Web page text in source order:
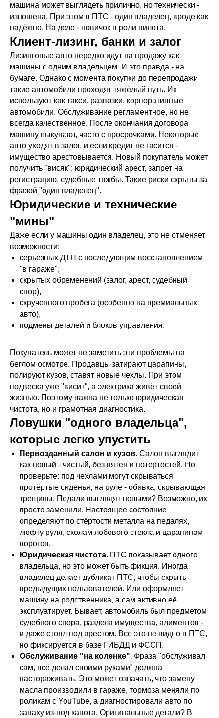
машина может выглядеть прилично, но технически -
изношена. При этом в ПТС - один владелец, вроде как
надёжно. На деле - новичок в роли пилота.
Клиент-лизинг, банки и залог
Лизинговые авто нередко идут на продажу как
машины с одним владельцем. И это правда - на
бумаге. Однако с момента покупки до перепродажи
такие автомобили проходят тяжёлый путь. Их
используют как такси, развозки, корпоративные
автомобили. Обслуживание регламентное, но не
всегда качественное. После окончания договора
машину выкупают, часто с просрочками. Некоторые
авто уходят в залог, и если кредит не гасится -
имущество арестовывается. Новый покупатель может
получить "висяк": юридический арест, запрет на
регистрацию, судебные тяжбы. Такие риски скрыты за
фразой "один владелец".
Юридические и технические
"мины"
Даже если у машины один владелец, это не отменяет
возможности:
серьёзных ДТП с последующим восстановлением
"в гараже",
скрытых обременений (залог, арест, судебный
спор),
скрученного пробега (особенно на премиальных
авто),
подмены деталей и блоков управления.
Покупатель может не заметить эти проблемы на
беглом осмотре. Продавцы затирают царапины,
полируют кузов, ставят новые чехлы. При этом
подвеска уже "висит", а электрика живёт своей
жизнью. Поэтому важна не только юридическая
чистота, но и грамотная диагностика.
Ловушки "одного владельца",
которые легко упустить
Первозданный салон и кузов. Салон выглядит
как новый - чистый, без пятен и потертостей. Но
проверьте: под чехлами могут скрываться
протёртые сиденья, на руле - обивка, скрывающая
трещины. Педали выглядят новыми? Возможно, их
просто заменили. Настоящее состояние
определяют по стёртости металла на педалях,
люфту руля, сколам лобового стекла и царапинам
порогов.
Юридическая чистота. ПТС показывает одного
владельца, но это может быть фикция. Иногда
владелец делает дубликат ПТС, чтобы скрыть
предыдущих пользователей. Или оформляет
машину на родственника, а сам активно её
эксплуатирует. Бывает, автомобиль был предметом
судебного спора, раздела имущества, алиментов -
и даже стоял под арестом. Все это не видно в ПТС,
но фиксируется в базе ГИБДД и ФССП.
Обслуживание "на коленке". Фраза "обслуживал
сам, всё делал своими руками" должна
настораживать. Это может означать, что замену
масла производили в гараже, тормоза меняли по
роликам с YouTube, а диагностировали авто по
запаху из-под капота. Оригинальные детали? В